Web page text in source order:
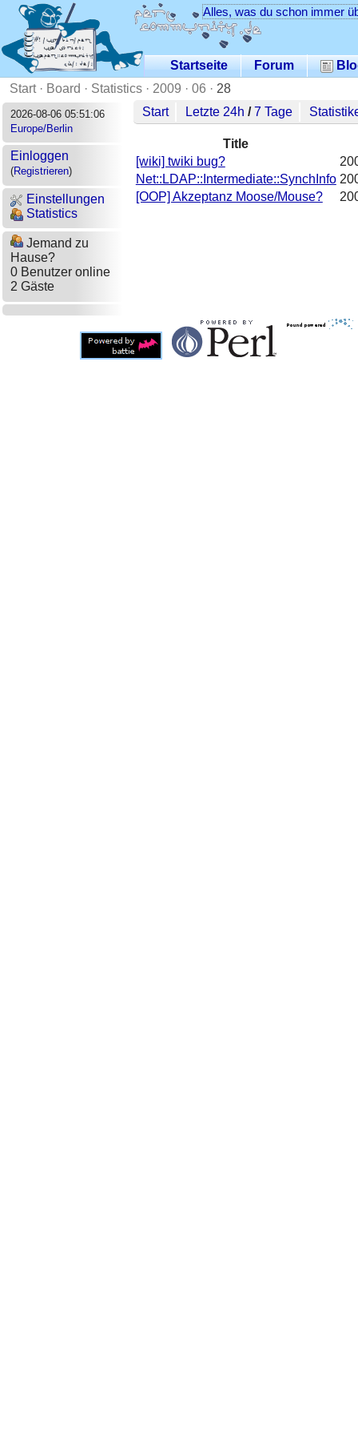
Alles, was du schon immer
Startseite Forum
Start· Board · Statistics · 2009 · 06 · 28
2026-08-06 05:51:06
Europe/Berlin
Einloggen
(Registrieren)
Einstellungen
Statistics
Jemand zu
Hause?
0 Benutzer online
2 Gäste
Start Letzte 24h /7 Tage
Title
[wiki] twiki bug?
Net::LDAP::Intermediate::SynchInfo
[OOP] Akzeptanz Moose/Mouse?